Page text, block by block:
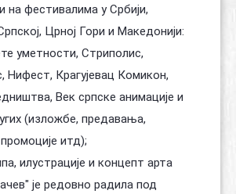
на фестивалима у Србији,
Црној Гори и Македонији:
уметности, Стриполис,
Нифест, Крагујевац Комикон,
Век српске анимације и
(изложбе, предавања,
итд);
илустрације и концепт арта
је редовно радила под